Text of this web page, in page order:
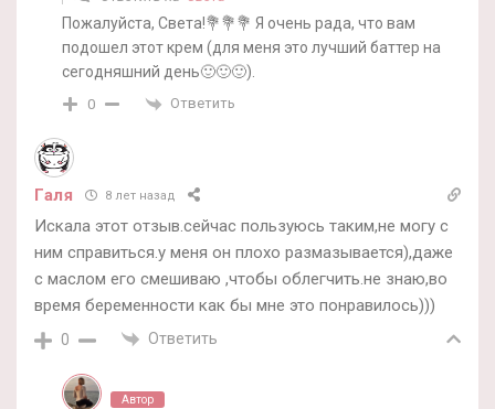
Пожалуйста, Света!💐💐💐 Я очень рада, что вам
подошел этот крем (для меня это лучший баттер на
сегодняшний день🙂🙂🙂).
0 Ответить
Галя 8 лет назад
Искала этот отзыв.сейчас пользуюсь таким,не могу с
ним справиться.у меня он плохо размазывается),даже
с маслом его смешиваю ,чтобы облегчить.не знаю,во
время беременности как бы мне это понравилось)))
0 Ответить
Автор